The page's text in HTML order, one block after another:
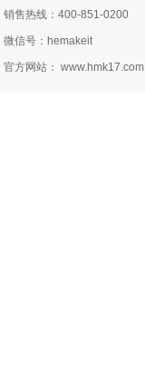
销售热线：400-851-0200
微信号：hemakeit
官方网站： www.hmk17.com